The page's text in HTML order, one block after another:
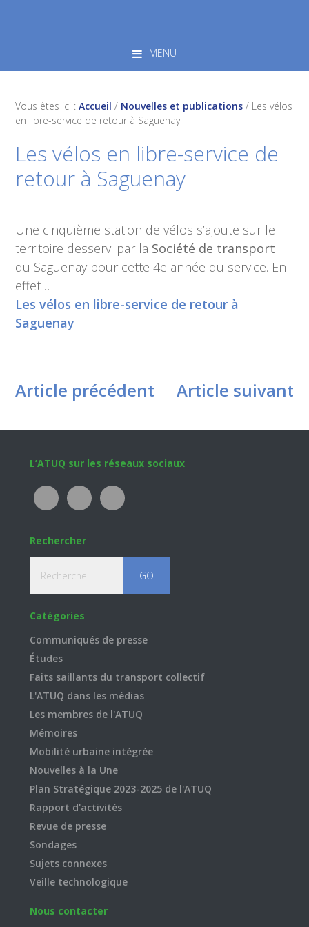
MENU
Vous êtes ici :Accueil / Nouvelles et publications / Les vélos
en libre-service de retour à Saguenay
Les vélos en libre-service de
retour à Saguenay
Une cinquième station de vélos s’ajoute sur le
territoire desservi par la Société de transport
du Saguenay pour cette 4e année du service. En
effet …
Les vélos en libre-service de retour à
Saguenay
Article précédent Article suivant
Footer
L’ATUQ sur les réseaux sociaux
Rechercher
Catégories
Communiqués de presse
Études
Faits saillants du transport collectif
L'ATUQ dans les médias
Les membres de l'ATUQ
Mémoires
Mobilité urbaine intégrée
Nouvelles à la Une
Plan Stratégique 2023-2025 de l'ATUQ
Rapport d'activités
Revue de presse
Sondages
Sujets connexes
Veille technologique
Nous contacter